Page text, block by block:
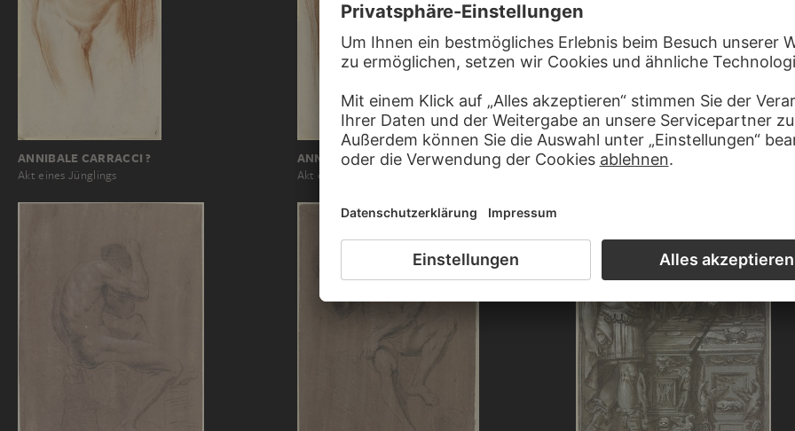
ANNIBALE CARRACCI ?
Akt eines Jünglings
ANNIBALE CARRACCI ?
Akt eines Jünglings
JOSEF NEHER